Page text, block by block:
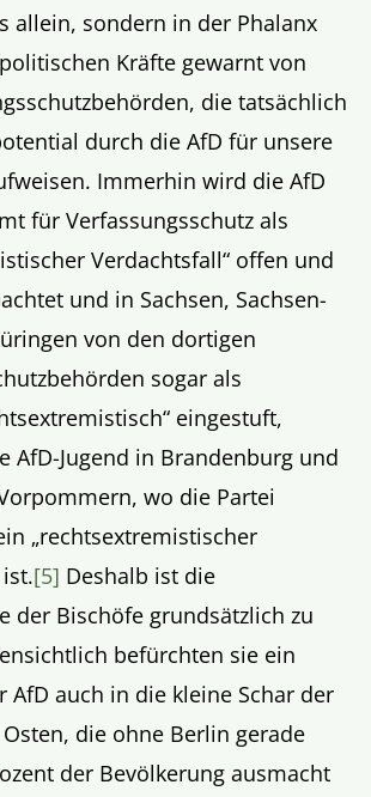
allein, sondern in der Phalanx
Kräfte gewarnt von
die tatsächlich
durch die AfD für unsere
Immerhin wird die AfD
für Verfassungsschutz als
Verdachtsfall“ offen und
und in Sachsen, Sachsen-
von den dortigen
sogar als
eingestuft,
AfD-Jugend in Brandenburg und
wo die Partei
„rechtsextremistischer
[5] Deshalb ist die
der Bischöfe grundsätzlich zu
befürchten sie ein
AfD auch in die kleine Schar der
die ohne Berlin gerade
der Bevölkerung ausmacht